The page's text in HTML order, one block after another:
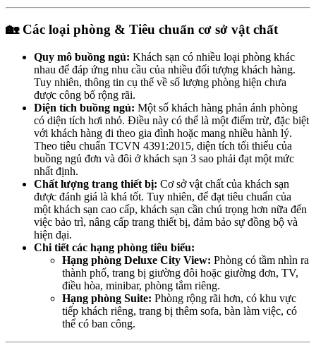
🏡 Các loại phòng & Tiêu chuẩn cơ sở vật chất
Quy mô buồng ngủ: Khách sạn có nhiều loại phòng khác
nhau để đáp ứng nhu cầu của nhiều đối tượng khách hàng.
Tuy nhiên, thông tin cụ thể về số lượng phòng hiện chưa
được công bố rộng rãi.
Diện tích buồng ngủ: Một số khách hàng phản ánh phòng
có diện tích hơi nhỏ. Điều này có thể là một điểm trừ, đặc biệt
với khách hàng đi theo gia đình hoặc mang nhiều hành lý.
Theo tiêu chuẩn TCVN 4391:2015, diện tích tối thiểu của
buồng ngủ đơn và đôi ở khách sạn 3 sao phải đạt một mức
nhất định.
Chất lượng trang thiết bị: Cơ sở vật chất của khách sạn
được đánh giá là khá tốt. Tuy nhiên, để đạt tiêu chuẩn của
một khách sạn cao cấp, khách sạn cần chú trọng hơn nữa đến
việc bảo trì, nâng cấp trang thiết bị, đảm bảo sự đồng bộ và
hiện đại.
Chi tiết các hạng phòng tiêu biểu:
Hạng phòng Deluxe City View: Phòng có tầm nhìn ra
thành phố, trang bị giường đôi hoặc giường đơn, TV,
điều hòa, minibar, phòng tắm riêng.
Hạng phòng Suite: Phòng rộng rãi hơn, có khu vực
tiếp khách riêng, trang bị thêm sofa, bàn làm việc, có
thể có ban công.